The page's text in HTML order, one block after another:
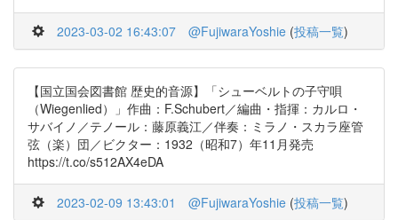
2023-03-02 16:43:07 @FujiwaraYoshie (投稿一覧)
【国立国会図書館 歴史的音源】「シューベルトの子守唄
（Wiegenlied）」作曲：F.Schubert／編曲・指揮：カルロ・
サバイノ／テノール：藤原義江／伴奏：ミラノ・スカラ座管
弦（楽）団／ビクター：1932（昭和7）年11月発売
https://t.co/s512AX4eDA
2023-02-09 13:43:01 @FujiwaraYoshie (投稿一覧)